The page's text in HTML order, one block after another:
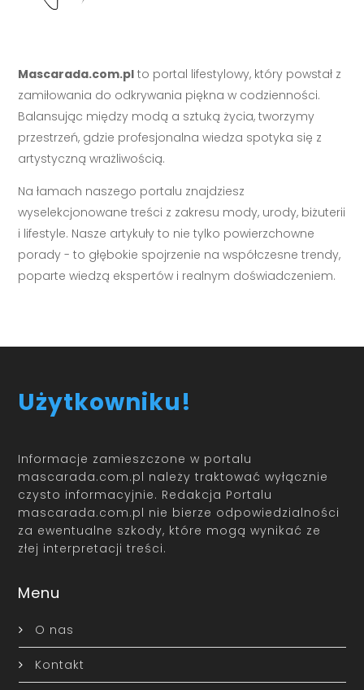
Mascarada.com.pl to portal lifestylowy, który powstał z
zamiłowania do odkrywania piękna w codzienności.
Balansując między modą a sztuką życia, tworzymy
przestrzeń, gdzie profesjonalna wiedza spotyka się z
artystyczną wrażliwością.
Na łamach naszego portalu znajdziesz
wyselekcjonowane treści z zakresu mody, urody, biżuterii
i lifestyle. Nasze artykuły to nie tylko powierzchowne
porady - to głębokie spojrzenie na współczesne trendy,
poparte wiedzą ekspertów i realnym doświadczeniem.
Użytkowniku!
Informacje zamieszczone w portalu
mascarada.com.pl należy traktować wyłącznie
czysto informacyjnie. Redakcja Portalu
mascarada.com.pl nie bierze odpowiedzialności
za ewentualne szkody, które mogą wynikać ze
złej interpretacji treści.
Menu
O nas
Kontakt